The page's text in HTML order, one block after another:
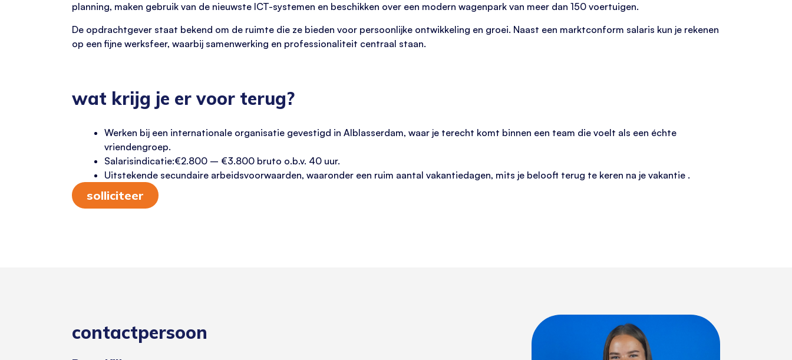
planning, maken gebruik van de nieuwste ICT-systemen en beschikken over een modern wagenpark van meer dan 150 voertuigen.
De opdrachtgever staat bekend om de ruimte die ze bieden voor persoonlijke ontwikkeling en groei. Naast een marktconform salaris kun je rekenen
op een fijne werksfeer, waarbij samenwerking en professionaliteit centraal staan.
wat krijg je er voor terug?
Werken bij een internationale organisatie gevestigd in Alblasserdam, waar je terecht komt binnen een team die voelt als een échte
vriendengroep.
Salarisindicatie:€2.800 – €3.800 bruto o.b.v. 40 uur.
Uitstekende secundaire arbeidsvoorwaarden, waaronder een ruim aantal vakantiedagen, mits je belooft terug te keren na je vakantie .
solliciteer
contactpersoon